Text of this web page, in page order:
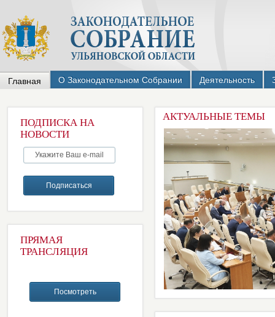
Главная О Законодательном Собрании Деятельность
ПОДПИСКА НА
НОВОСТИ
ПРЯМАЯ
ТРАНСЛЯЦИЯ
АКТУАЛЬНЫЕ ТЕМЫ